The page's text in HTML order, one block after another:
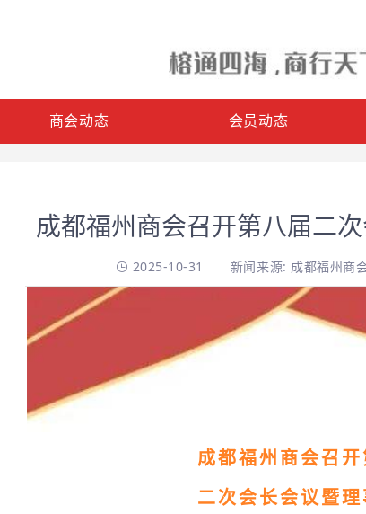
商会动态 会员动态
成都福州商会召开第八届二
2025-10-31 新闻来源: 成都福州商
成都福州商会召开
二次会长会议暨